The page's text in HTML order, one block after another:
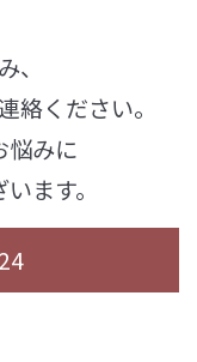
、
絡ください。
悩みに
ます。